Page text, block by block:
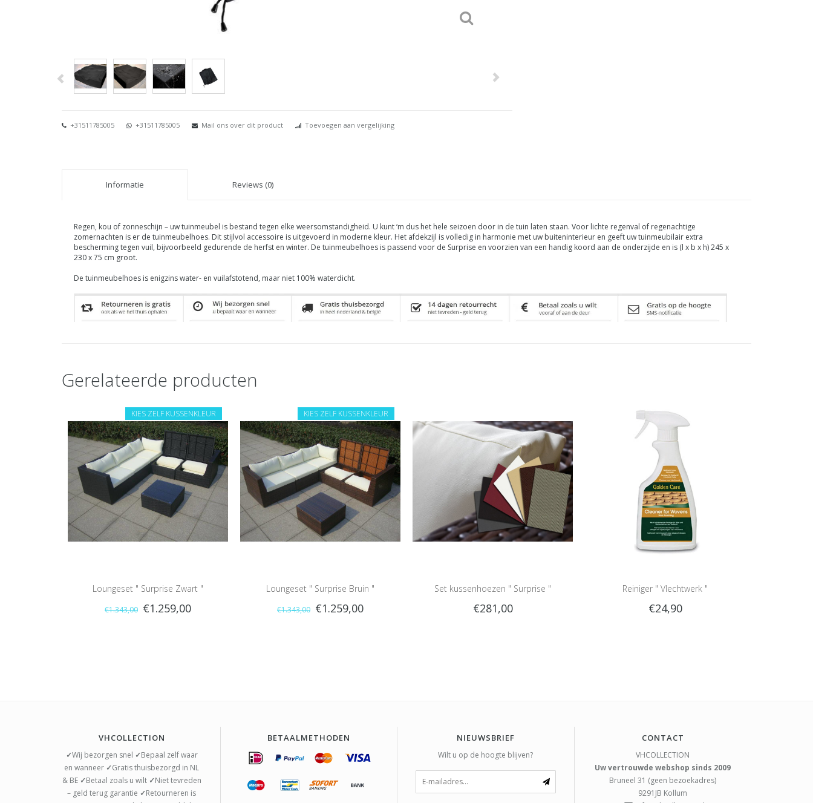
+31511785005 +31511785005 Mail ons over dit product Toevoegen aan vergelijking
Informatie Reviews (0)
Regen, kou of zonneschijn – uw tuinmeubel is bestand tegen elke weersomstandigheid. U kunt ‘m dus het hele seizoen door in de tuin laten staan. Voor lichte regenval of regenachtige
zomernachten is er de tuinmeubelhoes. Dit stijlvol accessoire is uitgevoerd in moderne kleur. Het afdekzijl is volledig in harmonie met uw buiteninterieur en geeft uw tuinmeubilair extra
bescherming tegen vuil, bijvoorbeeld gedurende de herfst en winter. De tuinmeubelhoes is passend voor de Surprise en voorzien van een handig koord aan de onderzijde en is (l x b x h) 245 x
230 x 75 cm groot.
De tuinmeubelhoes is enigzins water- en vuilafstotend, maar niet 100% waterdicht.
Gerelateerde producten
KIES ZELF KUSSENKLEUR
Loungeset " Surprise Zwart "
€1.343,00 €1.259,00
KIES ZELF KUSSENKLEUR
Loungeset " Surprise Bruin "
€1.343,00 €1.259,00
Set kussenhoezen " Surprise "
€281,00
Reiniger " Vlechtwerk "
€24,90
VHCOLLECTION
✓Wij bezorgen snel ✓Bepaal zelf waar
en wanneer ✓Gratis thuisbezorgd in NL
& BE ✓Betaal zoals u wilt ✓Niet tevreden
– geld terug garantie ✓Retourneren is
BETAALMETHODEN NIEUWSBRIEF
Wilt u op de hoogte blijven?
CONTACT
VHCOLLECTION
Uw vertrouwde webshop sinds 2009
Bruneel 31 (geen bezoekadres)
9291JB Kollum